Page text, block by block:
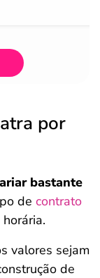
por
bastante
de contrato
valores sejam
de